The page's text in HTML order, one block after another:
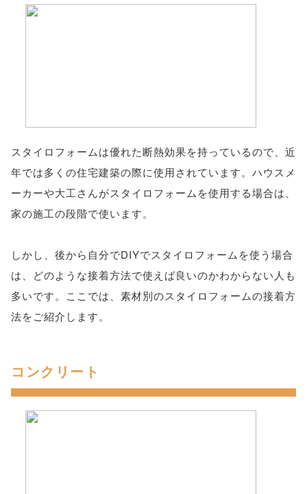
スタイロフォームは優れた断熱効果を持っているので、近
年では多くの住宅建築の際に使用されています。ハウスメ
ーカーや大工さんがスタイロフォームを使用する場合は、
家の施工の段階で使います。
しかし、後から自分でDIYでスタイロフォームを使う場合
は、どのような接着方法で使えば良いのかわからない人も
多いです。ここでは、素材別のスタイロフォームの接着方
法をご紹介します。
コンクリート